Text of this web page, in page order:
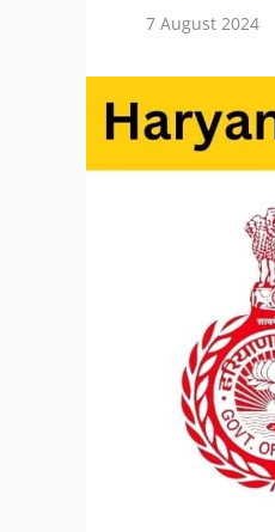
7 August 2024